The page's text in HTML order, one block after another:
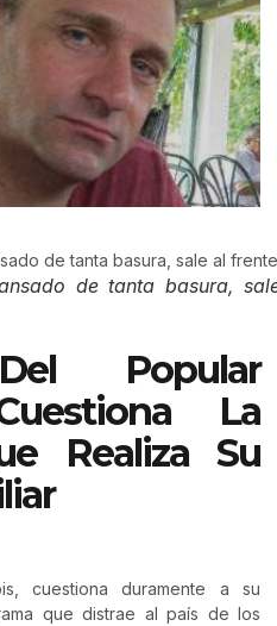
de tanta basura,
Popular
La
Realiza Su
cuestiona duramente a su
que distrae al país de los